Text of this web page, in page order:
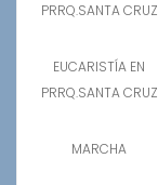
PRRQ.SANTA CRUZ
EUCARISTÍA EN
PRRQ.SANTA CRUZ
MARCHA